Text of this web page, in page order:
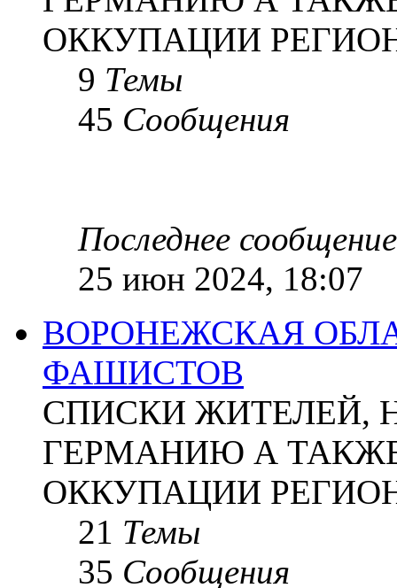
ОККУПАЦИИ
9 Темы
45 Сообщения
Последнее сообщение
25 июн 2024, 18:07
ВОРОНЕЖСКАЯ
ФАШИСТОВ
СПИСКИ ЖИТЕЛЕЙ,
ГЕРМАНИЮ А
ОККУПАЦИИ
21 Темы
35 Сообщения